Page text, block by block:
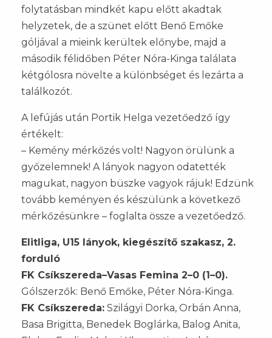
folytatásban mindkét kapu előtt akadtak
helyzetek, de a szünet előtt Benő Emőke
góljával a mieink kerültek előnybe, majd a
második félidőben Péter Nóra-Kinga találata
kétgólosra növelte a különbséget és lezárta a
találkozót.
A lefújás után Portik Helga vezetőedző így
értékelt:
– Kemény mérkőzés volt! Nagyon örülünk a
győzelemnek! A lányok nagyon odatették
magukat, nagyon büszke vagyok rájuk! Edzünk
tovább keményen és készülünk a következő
mérkőzésünkre – foglalta össze a vezetőedző.
Elitliga, U15 lányok, kiegészítő szakasz, 2.
forduló
FK Csíkszereda–Vasas Femina 2–0 (1–0).
Gólszerzők: Benő Emőke, Péter Nóra-Kinga.
FK Csíkszereda: Szilágyi Dorka, Orbán Anna,
Basa Brigitta, Benedek Boglárka, Balog Anita,